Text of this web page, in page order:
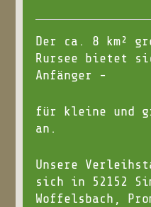
Der ca. 8 km²
Rursee bietet
Anfänger -
für kleine und
an.
Unsere
sich in 52152
Woffelsbach,